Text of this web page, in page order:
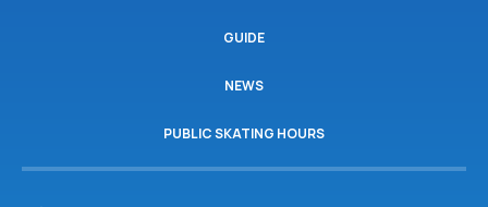
GUIDE
NEWS
PUBLIC SKATING HOURS